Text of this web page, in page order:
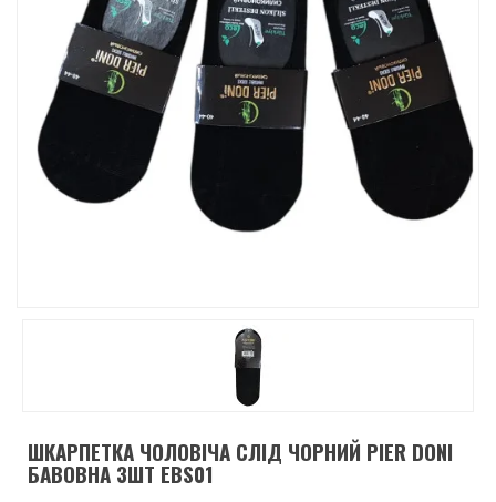
ШКАРПЕТКА ЧОЛОВІЧА СЛІД ЧОРНИЙ PIER DONI
БАВОВНА 3ШТ EBS01